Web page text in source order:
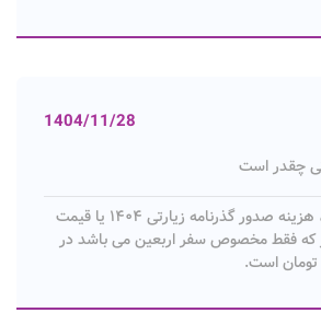
1404/11/28
چقدر است
باسلام، هزینه صدور گذرنامه زیارتی ۱۴۰۴ یا قیمت
که فقط مخصوص سفر اربعین می باشد در